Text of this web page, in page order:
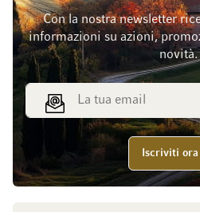
Con la nostra newsletter
informazioni su azioni,
novità.
Indirizzo email
Iscriviti ora